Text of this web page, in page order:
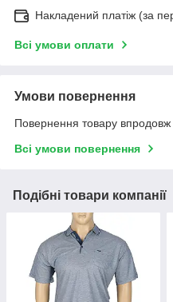
Накладений платіж (за
Всі умови оплати
Умови повернення
Повернення товару впродовж
Всі умови повернення
Подібні товари компанії